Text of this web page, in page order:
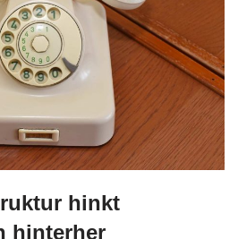
hinkt
hinterher